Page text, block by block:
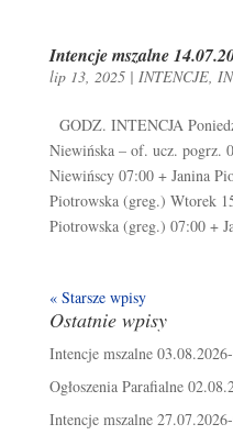
Intencje mszalne
lip 13, 2025| INTENCJE,
GODZ. INTENCJA
Niewińska – of. ucz. pogrz.
Niewińscy 07:00 + Janina
Piotrowska (greg.) Wtorek
Piotrowska (greg.) 07:00 +
« Starsze wpisy
Ostatnie wpisy
Intencje mszalne
Ogłoszenia Parafialne
Intencje mszalne